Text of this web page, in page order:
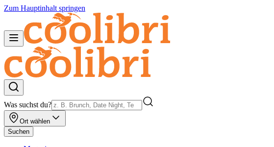
Zum Hauptinhalt springen
Was suchst du?
Ort wählen
Suchen